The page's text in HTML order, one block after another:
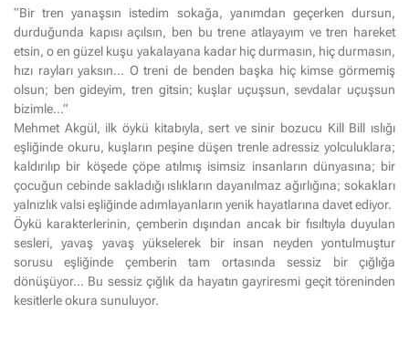
“Bir tren yanaşsın istedim sokağa, yanımdan geçerken dursun,
durduğunda kapısı açılsın, ben bu trene atlayayım ve tren hareket
etsin, o en güzel kuşu yakalayana kadar hiç durmasın, hiç durmasın,
hızı rayları yaksın… O treni de benden başka hiç kimse görmemiş
olsun; ben gideyim, tren gitsin; kuşlar uçuşsun, sevdalar uçuşsun
bizimle…”
Mehmet Akgül, ilk öykü kitabıyla, sert ve sinir bozucu Kill Bill ıslığı
eşliğinde okuru, kuşların peşine düşen trenle adressiz yolculuklara;
kaldırılıp bir köşede çöpe atılmış isimsiz insanların dünyasına; bir
çocuğun cebinde sakladığı ıslıkların dayanılmaz ağırlığına; sokakları
yalnızlık valsi eşliğinde adımlayanların yenik hayatlarına davet ediyor.
Öykü karakterlerinin, çemberin dışından ancak bir fısıltıyla duyulan
sesleri, yavaş yavaş yükselerek bir insan neyden yontulmuştur
sorusu eşliğinde çemberin tam ortasında sessiz bir çığlığa
dönüşüyor… Bu sessiz çığlık da hayatın gayriresmi geçit töreninden
kesitlerle okura sunuluyor.